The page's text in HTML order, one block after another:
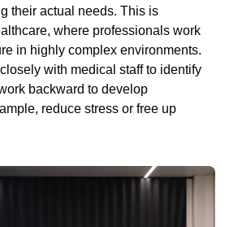
their actual needs. This is
where professionals work
in highly complex environments.
with medical staff to identify
backward to develop
reduce stress or free up